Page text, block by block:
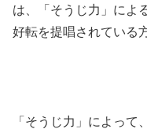
は、「そうじ力」によ
好転を提唱されている
「そうじ力」によっ